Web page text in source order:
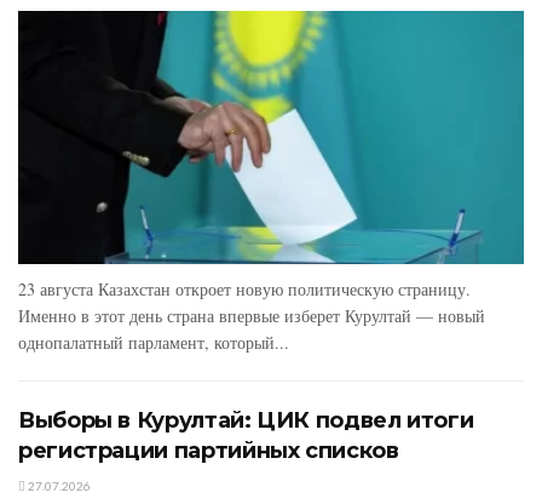
23 августа Казахстан откроет новую политическую страницу.
Именно в этот день страна впервые изберет Курултай — новый
однопалатный парламент, который...
Выборы в Курултай: ЦИК подвел итоги
регистрации партийных списков
27.07.2026